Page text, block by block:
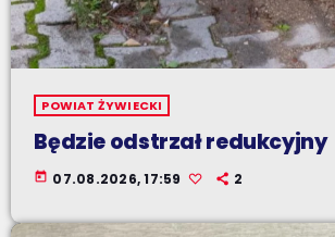
POWIAT ŻYWIECKI
Będzie odstrzał redukcyjny
today 07.08.2026, 17:59 2